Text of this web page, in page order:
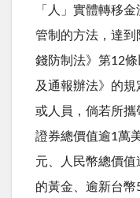
「人」實體轉移
管制的方法，達
錢防制法》第12
及通報辦法》的
或人員，倘若所
證券總價值逾1萬
元、人民幣總價
的黃金、逾新台